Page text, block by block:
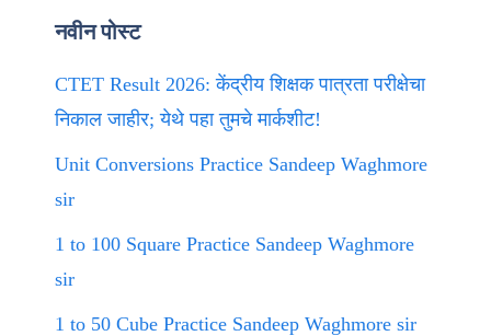
नवीन पोस्ट
CTET Result 2026: केंद्रीय शिक्षक पात्रता परीक्षेचा
निकाल जाहीर; येथे पहा तुमचे मार्कशीट!
Unit Conversions Practice Sandeep Waghmore
sir
1 to 100 Square Practice Sandeep Waghmore
sir
1 to 50 Cube Practice Sandeep Waghmore sir